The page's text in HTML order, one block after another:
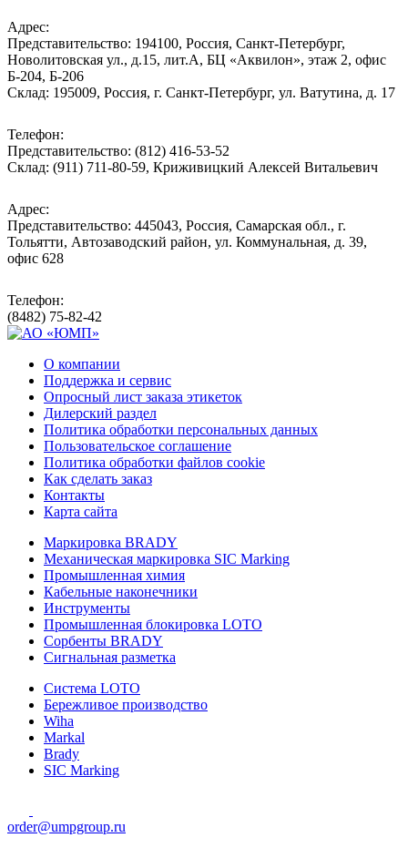
Адрес:
Представительство: 194100, Россия, Санкт-Петербург,
Новолитовская ул., д.15, лит.А, БЦ «Аквилон», этаж 2, офис
Б-204, Б-206
Склад: 195009, Россия, г. Санкт-Петербург, ул. Ватутина, д. 17
Телефон:
Представительство: (812) 416-53-52
Склад: (911) 711-80-59, Криживицкий Алексей Витальевич
Адрес:
Представительство: 445043, Россия, Самарская обл., г.
Тольятти, Автозаводский район, ул. Коммунальная, д. 39,
офис 628
Телефон:
(8482) 75-82-42
О компании
Поддержка и сервис
Опросный лист заказа этикеток
Дилерский раздел
Политика обработки персональных данных
Пользовательское соглашение
Политика обработки файлов cookie
Как сделать заказ
Контакты
Карта сайта
Маркировка BRADY
Механическая маркировка SIC Marking
Промышленная химия
Кабельные наконечники
Инструменты
Промышленная блокировка LOTO
Сорбенты BRADY
Сигнальная разметка
Система LOTO
Бережливое производство
Wiha
Markal
Brady
SIC Marking
order@umpgroup.ru